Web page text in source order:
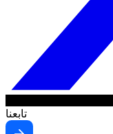
تابعنا